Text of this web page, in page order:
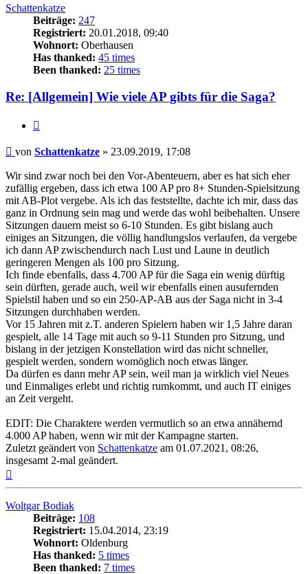
Schattenkatze
Beiträge: 247
Registriert: 20.01.2018, 09:40
Wohnort: Oberhausen
Has thanked: 45 times
Been thanked: 25 times
Re: [Allgemein] Wie viele AP gibts für die Saga?
Beitrag
von Schattenkatze » 23.09.2019, 17:08
Wir sind zwar noch bei den Vor-Abenteuern, aber es hat sich eher
zufällig ergeben, dass ich etwa 100 AP pro 8+ Stunden-Spielsitzung
mit AB-Plot vergebe. Als ich das feststellte, dachte ich mir, dass das
ganz in Ordnung sein mag und werde das wohl beibehalten. Unsere
Sitzungen dauern meist so 6-10 Stunden. Es gibt bislang auch
einiges an Sitzungen, die völlig handlungslos verlaufen, da vergebe
ich dann AP zwischendurch nach Lust und Laune in deutlich
geringeren Mengen als 100 pro Sitzung.
Ich finde ebenfalls, dass 4.700 AP für die Saga ein wenig dürftig
sein dürften, gerade auch, weil wir ebenfalls einen ausufernden
Spielstil haben und so ein 250-AP-AB aus der Saga nicht in 3-4
Sitzungen durchhaben werden.
Vor 15 Jahren mit z.T. anderen Spielern haben wir 1,5 Jahre daran
gespielt, alle 14 Tage mit auch so 9-11 Stunden pro Sitzung, und
bislang in der jetzigen Konstellation wird das nicht schneller,
gespielt werden, sondern womöglich noch etwas länger.
Da dürfen es dann mehr AP sein, weil man ja wirklich viel Neues
und Einmaliges erlebt und richtig rumkommt, und auch IT einiges
an Zeit vergeht.
EDIT: Die Charaktere werden vermutlich so an etwa annähernd
4.000 AP haben, wenn wir mit der Kampagne starten.
Zuletzt geändert von Schattenkatze am 01.07.2021, 08:26,
insgesamt 2-mal geändert.
Woltgar Bodiak
Beiträge: 108
Registriert: 15.04.2014, 23:19
Wohnort: Oldenburg
Has thanked: 5 times
Been thanked: 7 times